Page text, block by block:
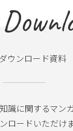
ウンロード資料
識に関するマン
ロードいただけま